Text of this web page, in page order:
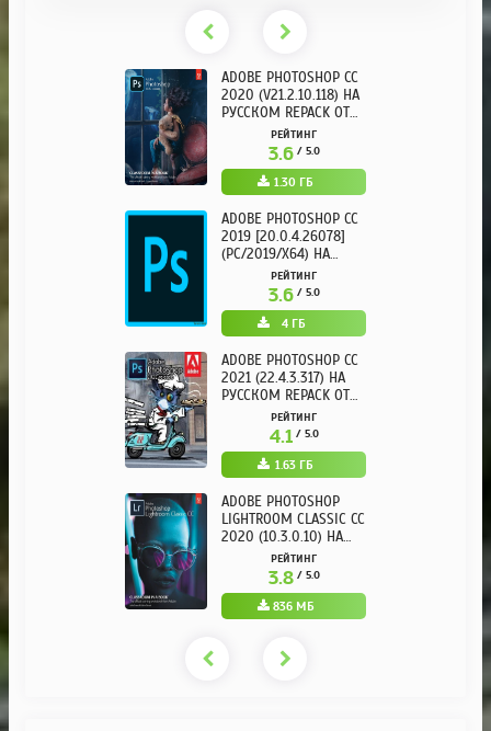
ADOBE PHOTOSHOP CC
2020 (V21.2.10.118) НА
РУССКОМ REPACK ОТ
KPOJIUKРЕЙТИНГ
3.6/ 5.0
1.30 ГБ
ADOBE PHOTOSHOP CC
2019 [20.0.4.26078]
(PC/2019/X64) НА
РУССКОМРЕЙТИНГ
3.6/ 5.0
4 ГБ
ADOBE PHOTOSHOP CC
2021 (22.4.3.317) НА
РУССКОМ REPACK ОТ
KPOJIUKРЕЙТИНГ
4.1 / 5.0
1.63 ГБ
ADOBE PHOTOSHOP
LIGHTROOM CLASSIC CC
2020 (10.3.0.10) НА
РУССКОМ REPACK ОТ
KPOJIUK
РЕЙТИНГ
3.8 / 5.0
836 МБ